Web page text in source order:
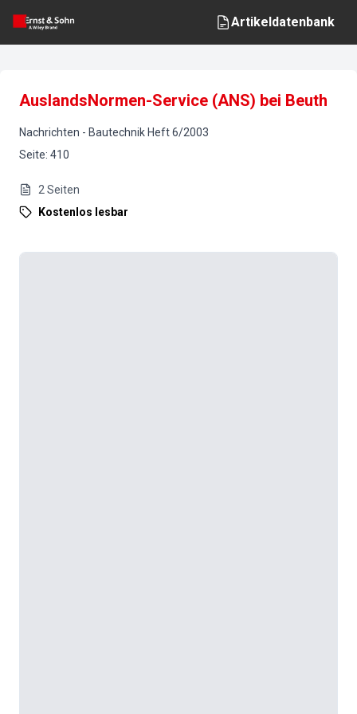
Artikeldatenbank
AuslandsNormen-Service (ANS) bei Beuth
Nachrichten - Bautechnik Heft6/2003
Seite: 410
2 Seiten
Kostenlos lesbar